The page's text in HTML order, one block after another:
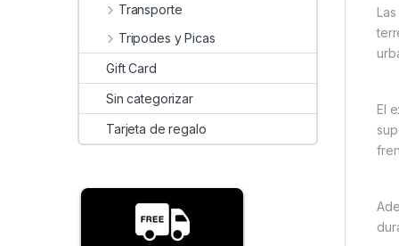
Las
El
Transporte
Tripodes y Picas
Gift Card
Sin categorizar
Tarjeta de regalo